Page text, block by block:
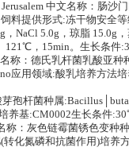
Jerusalem 中文名称：肠
:饲料提供形式:冻干物安
NaCl 5.0g，琼脂 15.0g
121℃，15min。生长条
称：德氏乳杆菌乳酸亚
应用领域:酸乳培养方法
孢杆菌种属
养基:CM0002生长条件
称：灰色链霉菌锈色变种
化氮磷和抗菌作用)培